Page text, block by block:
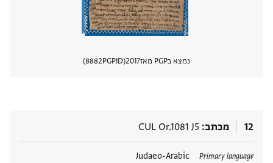
נמצא בPGP מאז 2017
PGPID
8882
12 מכתב CUL Or.1081 J5
Primary language
Judaeo-Arabic תגים